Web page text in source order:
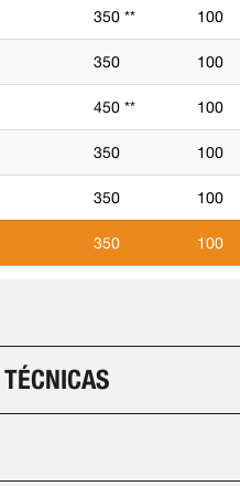
350 ** 100
350 100
450 ** 100
350 100
350 100
350 100